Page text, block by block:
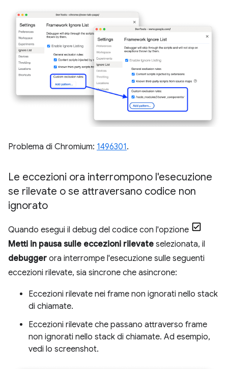
Problema di Chromium: 1496301.
Le eccezioni ora interrompono l'esecuzione
se rilevate o se attraversano codice non
ignorato
Quando esegui il debug del codice con l'opzione
Metti in pausa sulle eccezioni rilevate selezionata, il
debugger ora interrompe l'esecuzione sulle seguenti
eccezioni rilevate, sia sincrone che asincrone:
Eccezioni rilevate nei frame non ignorati nello stack
di chiamate.
Eccezioni rilevate che passano attraverso frame
non ignorati nello stack di chiamate. Ad esempio,
vedi lo screenshot.